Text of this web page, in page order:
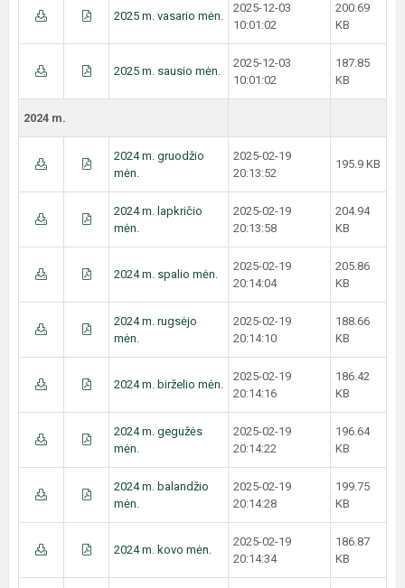
2025 m. vasario mėn.
2025-12-03
10:01:02
200.69
KB
2025 m. sausio mėn.
2025-12-03
10:01:02
187.85
KB
2024 m.
2024 m. gruodžio
mėn.
2025-02-19
20:13:52
195.9 KB
2024 m. lapkričio
mėn.
2025-02-19
20:13:58
204.94
KB
2024 m. spalio mėn.
2025-02-19
20:14:04
205.86
KB
2024 m. rugsėjo
mėn.
2025-02-19
20:14:10
188.66
KB
2024 m. birželio mėn.
2025-02-19
20:14:16
186.42
KB
2024 m. gegužės
mėn.
2025-02-19
20:14:22
196.64
KB
2024 m. balandžio
mėn.
2025-02-19
20:14:28
199.75
KB
2024 m. kovo mėn.
2025-02-19
20:14:34
186.87
KB